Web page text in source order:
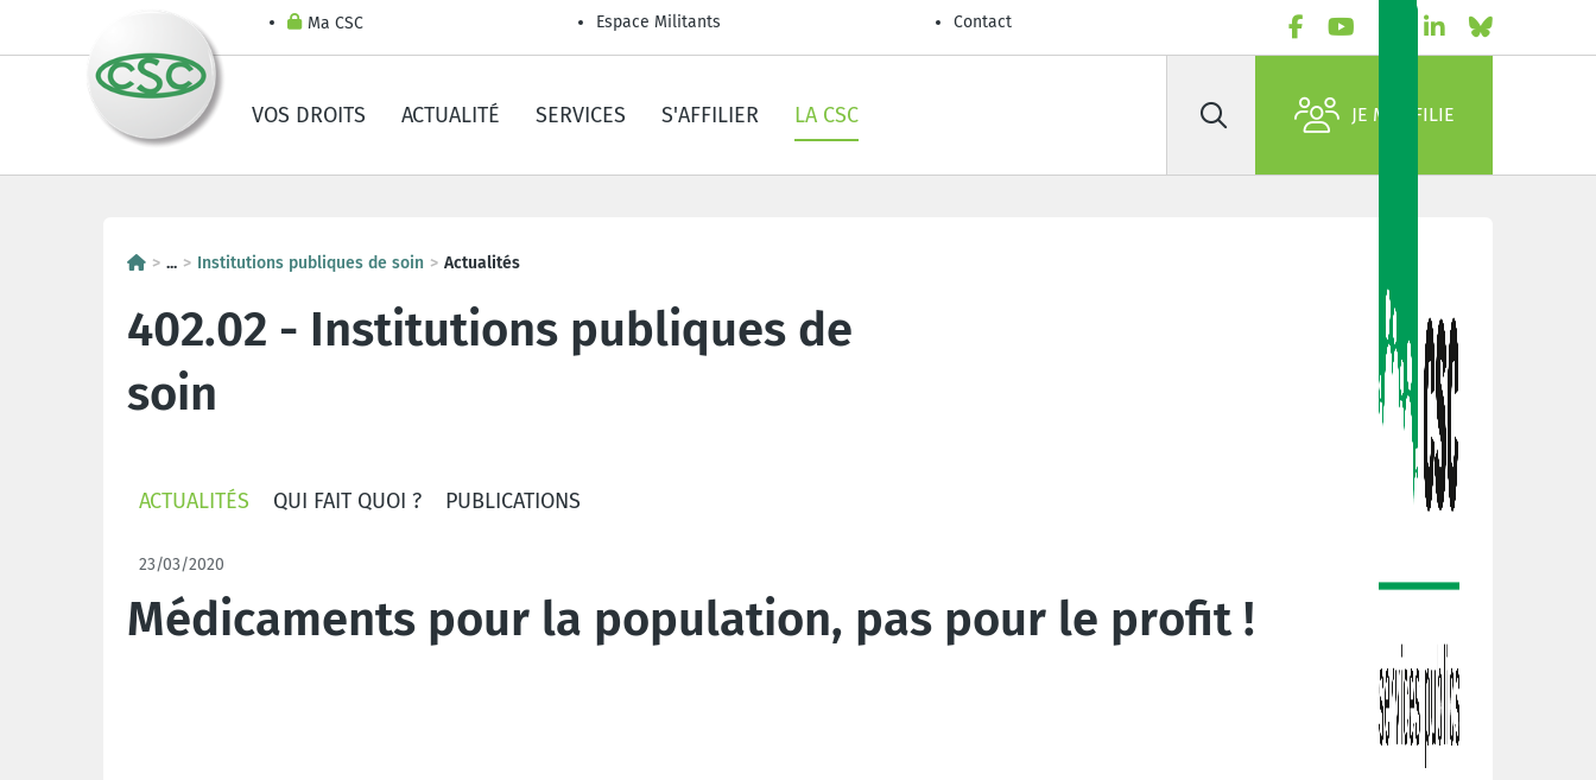
Ma CSC Espace Militants Contact
VOS DROITS ACTUALITÉ SERVICES S'AFFILIER LA CSC Rechercher JE M'AFFILIE
... Institutions publiques de soin Actualités
402.02 - Institutions publiques de
soin
ACTUALITÉS QUI FAIT QUOI ? PUBLICATIONS
23/03/2020
Médicaments pour la population, pas pour le profit !